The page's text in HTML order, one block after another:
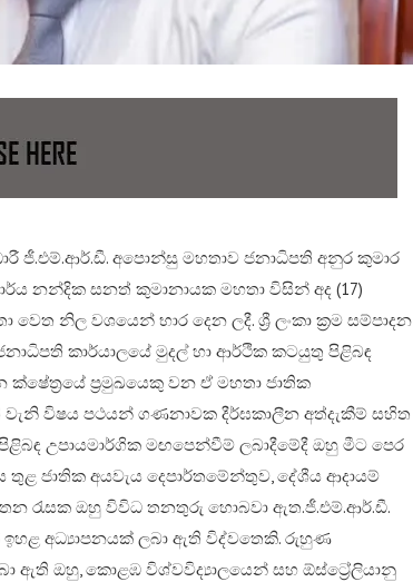
ජී.එම්.ආර්.ඩී. අපොන්සු මහතාව ජනාධිපති අනුර කුමාර
නන්දික සනත් කුමානායක මහතා විසින් අද (17)
නිල වශයෙන් භාර දෙන ලදී. ශ්‍රී ලංකා ක්‍රම සම්පාදන
කාර්යාලයේ මුදල් හා ආර්ථික කටයුතු පිළිබඳ
ප්‍රමුඛයෙකු වන ඒ මහතා ජාතික
වැනි විෂය පථයන් ගණනාවක දීර්ඝකාලීන අත්දැකීම් සහිත
උපායමාර්ගික මඟපෙන්වීම් ලබාදීමේදී ඔහු මීට පෙර
තුළ ජාතික අයවැය දෙපාර්තමේන්තුව, දේශීය ආදායම්
රැසක ඔහු විවිධ තනතුරු හොබවා ඇත.​ජී.එම්.ආර්.ඩී.
ඉහළ අධ්‍යාපනයක් ලබා ඇති විද්වතෙකි. රුහුණ
ඇති ඔහු, කොළඹ විශ්වවිද්‍යාලයෙන් සහ ඕස්ට්‍රේලියානු